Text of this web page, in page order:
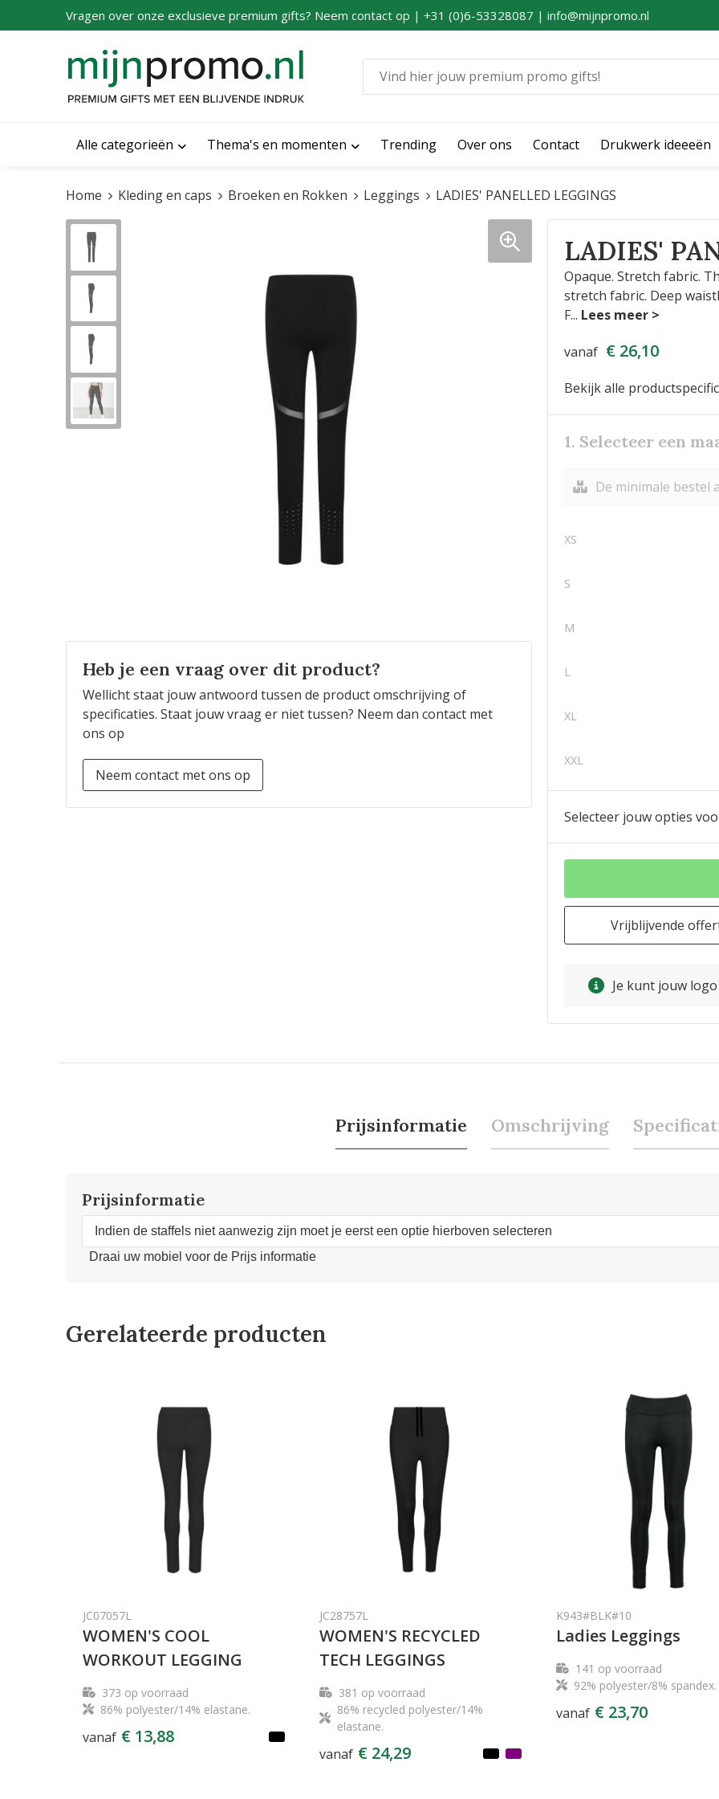
Vragen over onze exclusieve premium gifts? Neem contact op | +31 (0)6-53328087 | info@mijnpromo.nl
Alle categorieën Thema's en momenten Trending Over ons Contact Drukwerk ideeeën
Home Kleding en caps Broeken en Rokken Leggings LADIES' PANELLED LEGGINGS
Heb je een vraag over dit product?
Wellicht staat jouw antwoord tussen de product omschrijving of
specificaties. Staat jouw vraag er niet tussen? Neem dan contact met
ons op
Neem contact met ons op
LADIES'
Opaque. Stretch fabric.
stretch fabric. Deep
F...
vanaf € 26,10
Bekijk alle
1. Selecteer een
De minimale bestel
XS
S
M
L
XL
XXL
Selecteer jouw opties
Vrijblijvende
Je kunt jouw
Prijsinformatie Omschrijving
Prijsinformatie
Indien de staffels niet aanwezig zijn moet je eerst een optie hierboven selecteren
Draai uw mobiel voor de Prijs informatie
Gerelateerde producten
JC07057L
WOMEN'S COOL
WORKOUT LEGGING
373 op voorraad
86% polyester/14% elastane.
vanaf € 13,88
JC28757L
WOMEN'S RECYCLED
TECH LEGGINGS
381 op voorraad
86% recycled polyester/14%
elastane.
vanaf € 24,29
K943#BLK#10
Ladies Leggings
141 op voorraad
92% polyester/8% spandex.
vanaf € 23,70